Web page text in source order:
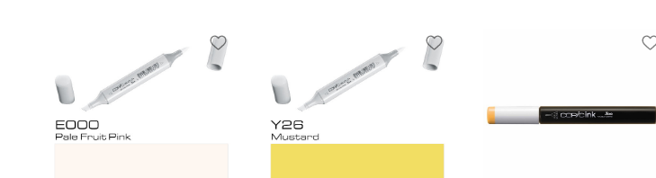
Copic
Too Marker Products Inc.
Meguro Higashiyama Bldg., 1-4-4 Higashiyama, Meguro-ku